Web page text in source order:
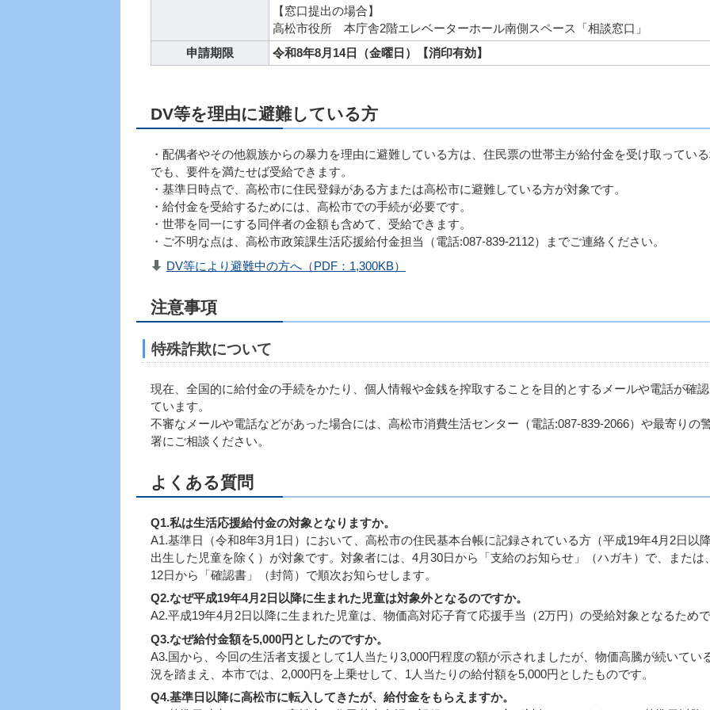
【窓口提出の場合】
高松市役所 本庁舎2階エレベーターホール南側スペース「相談窓口」
申請期限
令和8年8月14日（金曜日）【消印有効】
DV等を理由に避難している方
・配偶者やその他親族からの暴力を理由に避難している方は、住民票の世帯主が給付金を受け取ってい
でも、要件を満たせば受給できます。
・基準日時点で、高松市に住民登録がある方または高松市に避難している方が対象です。
・給付金を受給するためには、高松市での手続が必要です。
・世帯を同一にする同伴者の金額も含めて、受給できます。
・ご不明な点は、高松市政策課生活応援給付金担当（電話:087-839-2112）までご連絡ください。
DV等により避難中の方へ（PDF：1,300KB）
注意事項
特殊詐欺について
現在、全国的に給付金の手続をかたり、個人情報や金銭を搾取することを目的とするメールや電話が確
ています。
不審なメールや電話などがあった場合には、高松市消費生活センター（電話:087-839-2066）や最寄りの
署にご相談ください。
よくある質問
Q1.私は生活応援給付金の対象となりますか。
A1.基準日（令和8年3月1日）において、高松市の住民基本台帳に記録されている方（平成19年4月2日以
出生した児童を除く）が対象です。対象者には、4月30日から「支給のお知らせ」（ハガキ）で、または
12日から「確認書」（封筒）で順次お知らせします。
Q2.なぜ平成19年4月2日以降に生まれた児童は対象外となるのですか。
A2.平成19年4月2日以降に生まれた児童は、物価高対応子育て応援手当（2万円）の受給対象となるため
Q3.なぜ給付金額を5,000円としたのですか。
A3.国から、今回の生活者支援として1人当たり3,000円程度の額が示されましたが、物価高騰が続いてい
況を踏まえ、本市では、2,000円を上乗せして、1人当たりの給付額を5,000円としたものです。
Q4.基準日以降に高松市に転入してきたが、給付金をもらえますか。